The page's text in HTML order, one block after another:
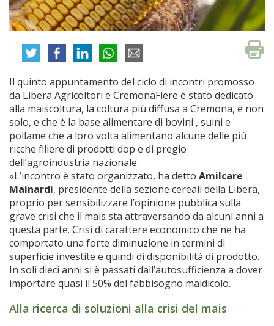
Il quinto appuntamento del ciclo di incontri promosso
da Libera Agricoltori e CremonaFiere è stato dedicato
alla maiscoltura, la coltura più diffusa a Cremona, e non
solo, e che è la base alimentare di bovini , suini e
pollame che a loro volta alimentano alcune delle più
ricche filiere di prodotti dop e di pregio
dell’agroindustria nazionale.
«L’incontro è stato organizzato, ha detto Amilcare
Mainardi, presidente della sezione cereali della Libera,
proprio per sensibilizzare l’opinione pubblica sulla
grave crisi che il mais sta attraversando da alcuni anni a
questa parte. Crisi di carattere economico che ne ha
comportato una forte diminuzione in termini di
superficie investite e quindi di disponibilità di prodotto.
In soli dieci anni si è passati dall’autosufficienza a dover
importare quasi il 50% del fabbisogno maidicolo.
Alla ricerca di soluzioni alla crisi del mais